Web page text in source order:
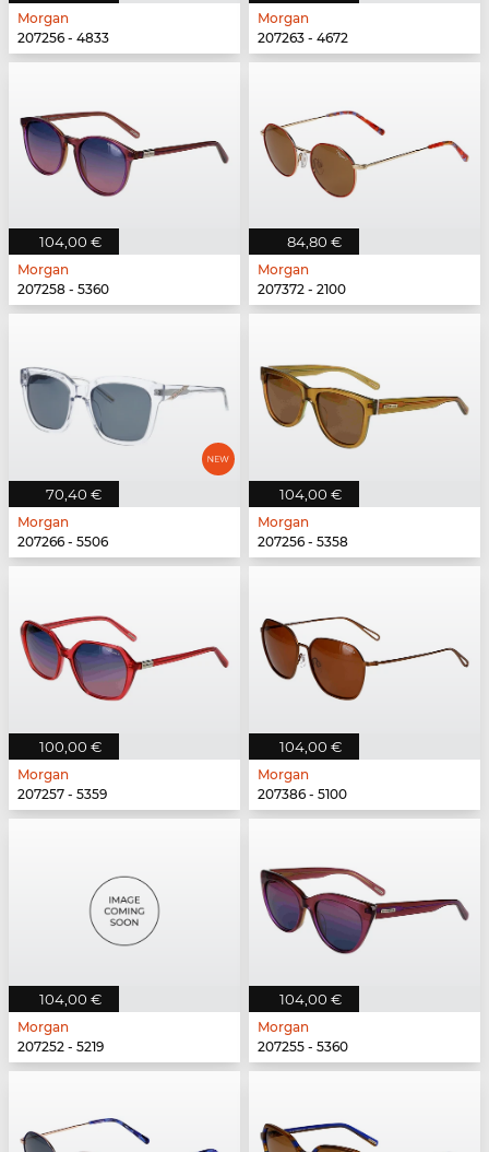
Morgan
207256 - 4833
Morgan
207263 - 4672
104,00 €
Morgan
207258 - 5360
84,80 €
Morgan
207372 - 2100
70,40 €
Morgan
207266 - 5506
104,00 €
Morgan
207256 - 5358
100,00 €
Morgan
207257 - 5359
104,00 €
Morgan
207386 - 5100
104,00 €
Morgan
207252 - 5219
104,00 €
Morgan
207255 - 5360